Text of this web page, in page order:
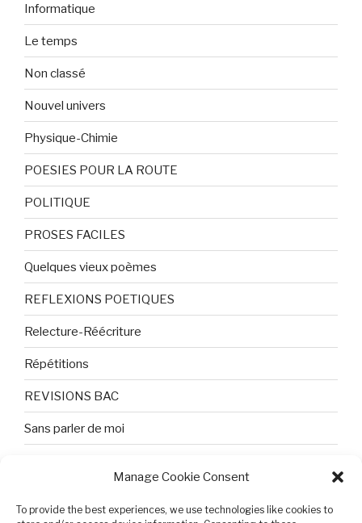
Manage Cookie Consent
To provide the best experiences, we use technologies like cookies to
Informatique
Le temps
Non classé
Nouvel univers
Physique-Chimie
POESIES POUR LA ROUTE
POLITIQUE
PROSES FACILES
Quelques vieux poèmes
REFLEXIONS POETIQUES
Relecture-Réécriture
Répétitions
REVISIONS BAC
Sans parler de moi